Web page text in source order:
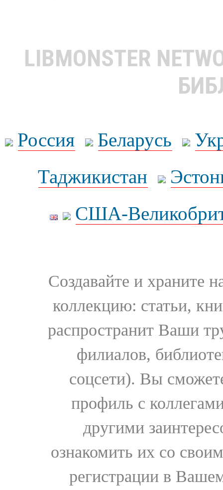
LIBMONSTER
Россия Беларусь
Таджикистан
США-
Создавайте и храните
коллекцию: статьи,
распространит Ваши
филиалов,
соцсети). Вы
профиль с
другими
ознакомить их со
регистрации в